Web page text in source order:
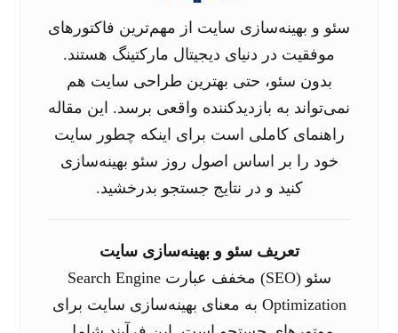
سئو و بهینه‌سازی سایت از مهم‌ترین فاکتورهای
موفقیت در دنیای دیجیتال مارکتینگ هستند.
بدون سئو، حتی بهترین طراحی سایت هم
نمی‌تواند به بازدیدکننده واقعی برسد. این مقاله
راهنمای کاملی است برای اینکه چطور سایت
خود را بر اساس اصول روز سئو بهینه‌سازی
کنید و در نتایج جستجو بدرخشید.
تعریف سئو و بهینه‌سازی سایت
سئو (SEO) مخفف عبارت Search Engine
Optimization به معنای بهینه‌سازی سایت برای